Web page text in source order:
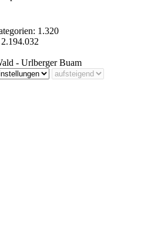
1.320
- Urlberger Buam